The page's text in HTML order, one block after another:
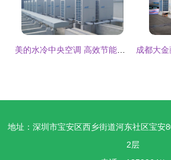
地址：深圳市宝安区西乡街道河东社区宝安
2层